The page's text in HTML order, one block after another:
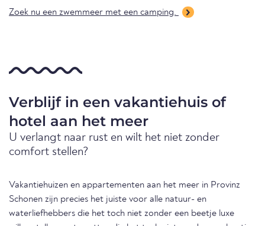
Zoek nu een zwemmeer met een camping.
Verblijf in een vakantiehuis of
hotel aan het meer
U verlangt naar rust en wilt het niet zonder
comfort stellen?
Vakantiehuizen en appartementen aan het meer in Provinz
Schonen zijn precies het juiste voor alle natuur- en
waterliefhebbers die het toch niet zonder een beetje luxe